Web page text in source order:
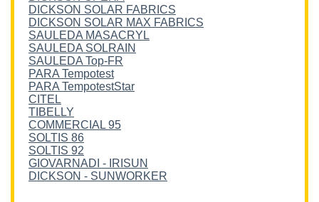
DICKSON SOLAR FABRICS
DICKSON SOLAR MAX FABRICS
SAULEDA MASACRYL
SAULEDA SOLRAIN
SAULEDA Top-FR
PARA Tempotest
PARA TempotestStar
CITEL
TIBELLY
COMMERCIAL 95
SOLTIS 86
SOLTIS 92
GIOVARNADI - IRISUN
DICKSON - SUNWORKER